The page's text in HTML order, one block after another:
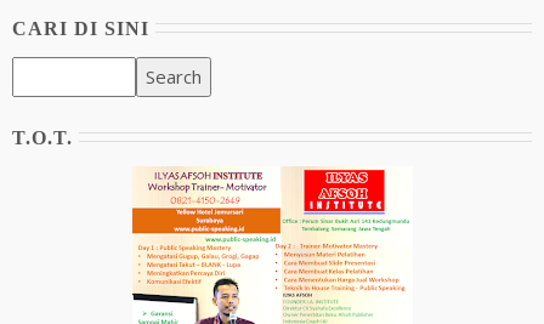
CARI DI SINI
T.O.T.